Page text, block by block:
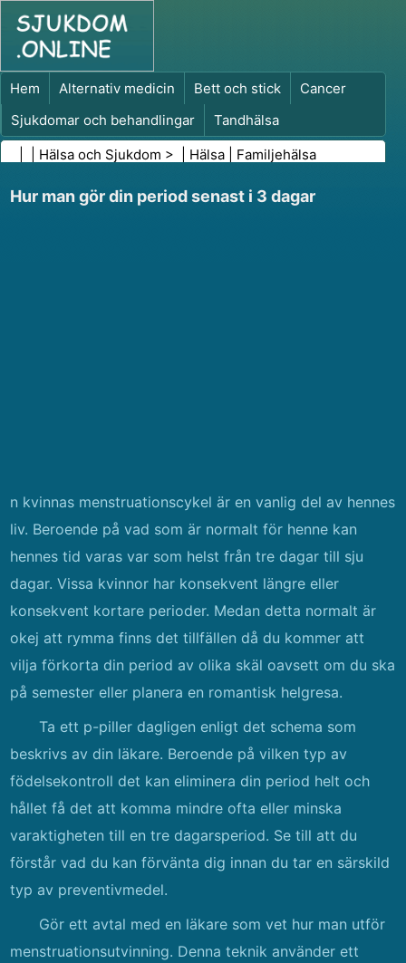
Hem Alternativ medicin Bett och stick
Cancer
Sjukdomar och behandlingar
Tandhälsa
Kost och näring
Familjehälsa
Hälsa och Sjukdom > | Hälsa Familjehälsa
Hur man gör din period senast i 3 dagar
n kvinnas menstruationscykel är en vanlig del av hennes
liv. Beroende på vad som är normalt för henne kan
hennes tid varas var som helst från tre dagar till sju
dagar. Vissa kvinnor har konsekvent längre eller
konsekvent kortare perioder. Medan detta normalt är
okej att rymma finns det tillfällen då du kommer att
vilja förkorta din period av olika skäl oavsett om du ska
på semester eller planera en romantisk helgresa.
Ta ett p-piller dagligen enligt det schema som
beskrivs av din läkare. Beroende på vilken typ av
födelsekontroll det kan eliminera din period helt och
hållet få det att komma mindre ofta eller minska
varaktigheten till en tre dagarsperiod. Se till att du
förstår vad du kan förvänta dig innan du tar en särskild
typ av preventivmedel.
Gör ett avtal med en läkare som vet hur man utför
menstruationsutvinning. Denna teknik använder ett